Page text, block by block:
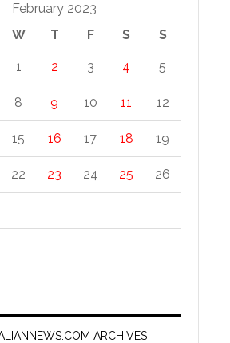
February 2023
W T F S S
1 2 3 4 5
8 9 10 11 12
15 16 17 18 19
22 23 24 25 26
ARCHIVES